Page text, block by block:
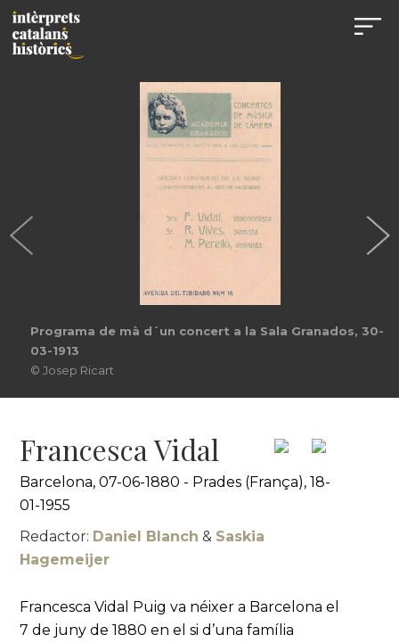
Programa de mà d´un concert a la Sala Granados, 30-
03-1913
© Josep Ricart
Francesca Vidal
Barcelona, 07-06-1880 - Prades (França), 18-
01-1955
Redactor: Daniel Blanch & Saskia
Hagemeijer
Francesca Vidal Puig va néixer a Barcelona el
7 de juny de 1880 en el si d’una família